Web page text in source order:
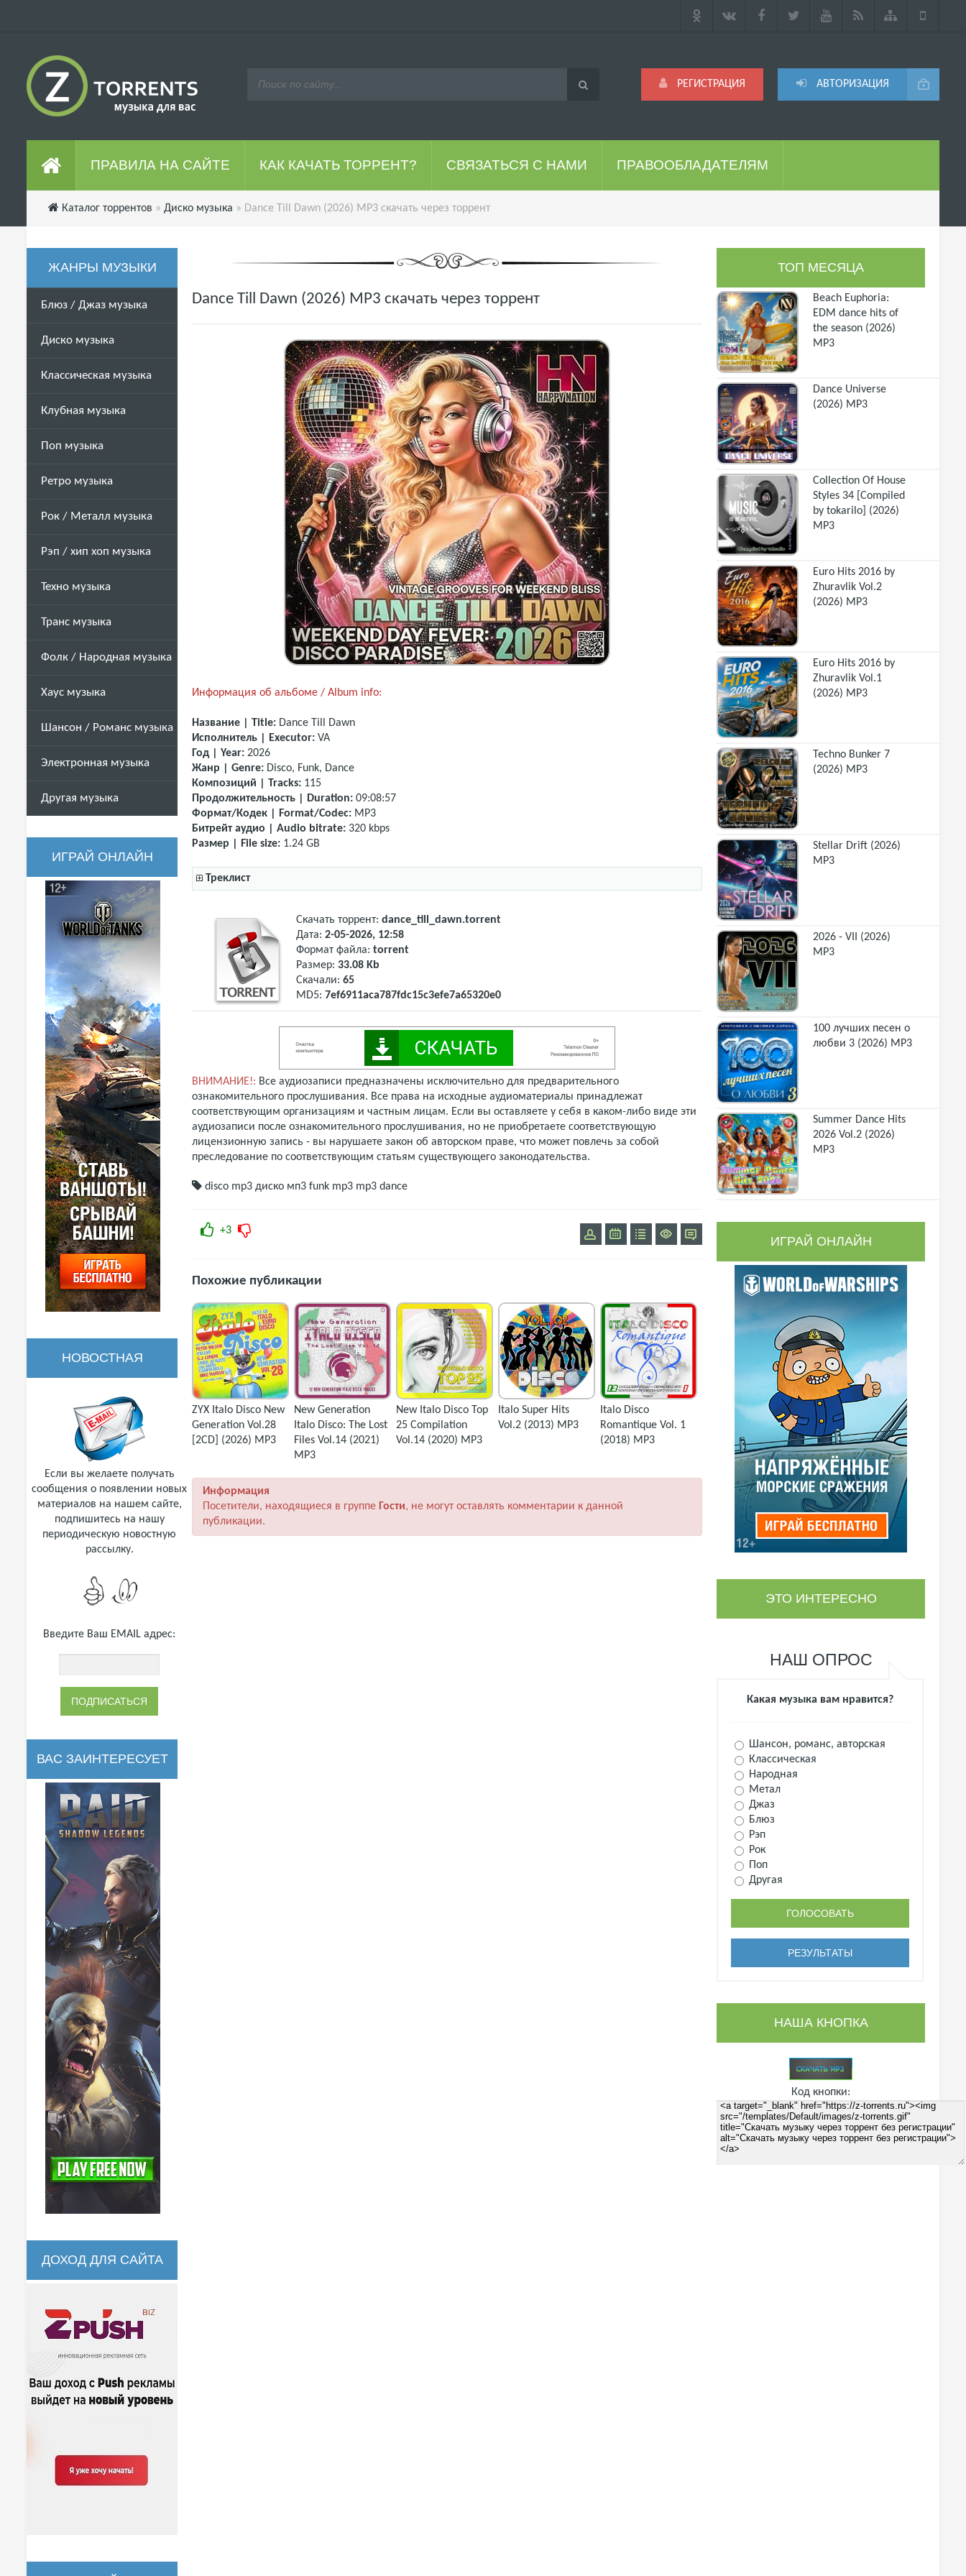
АВТОРИЗАЦИЯ
РЕГИСТРАЦИЯ
ПРАВИЛА НА САЙТЕ КАК КАЧАТЬ ТОРРЕНТ? СВЯЗАТЬСЯ С НАМИ ПРАВООБЛАДАТЕЛЯМ
Каталог торрентов » Диско музыка » Dance Till Dawn (2026) MP3 скачать через торрент
ЖАНРЫ МУЗЫКИ
Блюз / Джаз музыка
Диско музыка
Классическая музыка
Клубная музыка
Поп музыка
Ретро музыка
Рок / Металл музыка
Рэп / хип хоп музыка
Техно музыка
Транс музыка
Фолк / Народная музыка
Хаус музыка
Шансон / Романс музыка
Электронная музыка
Другая музыка
ИГРАЙ ОНЛАЙН
НОВОСТНАЯ
РАССЫЛКА
Если вы желаете получать
сообщения о появлении новых
материалов на нашем сайте,
подпишитесь на нашу
периодическую новостную
рассылку.
Введите Ваш EMAIL адрес:
ВАС ЗАИНТЕРЕСУЕТ
ДОХОД ДЛЯ САЙТА
Dance Till Dawn (2026) MP3 скачать через торрент
Информация об альбоме / Album info:
Название | Title: Dance Till Dawn
Исполнитель | Executor: VA
Год | Year: 2026
Жанр | Genre: Disco, Funk, Dance
Композиций | Tracks: 115
Продолжительность | Duration: 09:08:57
Формат/Кодек | Format/Codec: MP3
Битрейт аудио | Audio bitrate: 320 kbps
Размер | File size: 1.24 GB
Треклист
Скачать торрент: dance_till_dawn.torrent
Дата: 2-05-2026, 12:58
Формат файла: torrent
Размер: 33.08 Kb
Скачали: 65
MD5: 7ef6911aca787fdc15c3efe7a65320e0
ВНИМАНИЕ!: Все аудиозаписи предназначены исключительно для предварительного
ознакомительного прослушивания. Все права на исходные аудиоматериалы принадлежат
соответствующим организациям и частным лицам. Если вы оставляете у себя в каком-либо виде эти
аудиозаписи после ознакомительного прослушивания, но не приобретаете соответствующую
лицензионную запись - вы нарушаете закон об авторском праве, что может повлечь за собой
преследование по соответствующим статьям существующего законодательства.
disco mp3 диско мп3 funk mp3 mp3 dance
+3
Похожие публикации
ZYX Italo Disco New
Generation Vol.28
[2CD] (2026) MP3
New Generation
Italo Disco: The Lost
Files Vol.14 (2021)
MP3
New Italo Disco Top
25 Compilation
Vol.14 (2020) MP3
Italo Super Hits
Vol.2 (2013) MP3
Italo Disco
Romantique Vol. 1
(2018) MP3
Информация
Посетители, находящиеся в группе Гости, не могут оставлять комментарии к данной
публикации.
ТОП МЕСЯЦА
Beach Euphoria:
EDM dance hits of
the season (2026)
MP3
Dance Universe
(2026) MP3
Collection Of House
Styles 34 [Compiled
by tokarilo] (2026)
MP3
Euro Hits 2016 by
Zhuravlik Vol.2
(2026) MP3
Euro Hits 2016 by
Zhuravlik Vol.1
(2026) MP3
Techno Bunker 7
(2026) MP3
Stellar Drift (2026)
MP3
2026 - VII (2026)
MP3
100 лучших песен о
любви 3 (2026) MP3
Summer Dance Hits
2026 Vol.2 (2026)
MP3
ИГРАЙ ОНЛАЙН
ЭТО ИНТЕРЕСНО
НАШ ОПРОС
Какая музыка вам нравится?
Шансон, романс, авторская
Классическая
Народная
Метал
Джаз
Блюз
Рэп
Рок
Поп
Другая
НАША КНОПКА
Код кнопки: